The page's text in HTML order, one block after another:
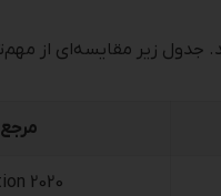
زیر مقایسه‌ای از
2020